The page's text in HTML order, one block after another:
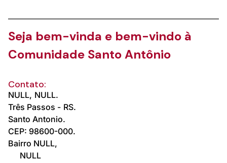
Seja bem-vinda e bem-vindo à
Comunidade Santo Antônio
Contato:
NULL, NULL.
Três Passos - RS.
Santo Antonio.
CEP: 98600-000.
Bairro NULL,
NULL